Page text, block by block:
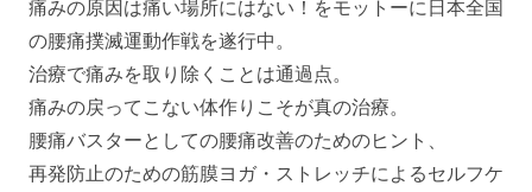
痛みの原因は痛い場所にはない！をモットーに日本全国
の腰痛撲滅運動作戦を遂行中。
治療で痛みを取り除くことは通過点。
痛みの戻ってこない体作りこそが真の治療。
腰痛バスターとしての腰痛改善のためのヒント、
再発防止のための筋膜ヨガ・ストレッチによるセルフケ